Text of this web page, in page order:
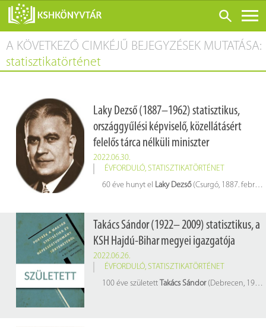
ONLINE KATALÓGUS
RÓLUNK
SZOLGÁLTATÁSOK
KONFERENCIÁK
ADATBÁZISOK
BLOG
A KÖVETKEZŐ CIMKÉJŰ BEJEGYZÉSEK MUTATÁSA:
statisztikatörténet
Laky Dezső (1887–1962) statisztikus,
országgyűlési képviselő, közellátásért
felelős tárca nélküli miniszter
2022.06.30.
ÉVFORDULÓ, STATISZTIKATÖRTÉNET
60 éve hunyt el Laky Dezső(Csurgó, 1887. február 1. – Budapest, 1962. június 30.) statisztikus, egyetemi tanár, országgyűlési képviselő, közellátásért felelős tárca nélküli miniszter, az MTA rendes tagja
Takács Sándor (1922– 2009) statisztikus, a
KSH Hajdú-Bihar megyei igazgatója
2022.06.26.
ÉVFORDULÓ, STATISZTIKATÖRTÉNET
100 éve született Takács Sándor(Debrecen, 1922. június 26. – Debrecen, 2009. március 9.) statisztikus, a KSH Hajdú-Bihar megyei igazgatója